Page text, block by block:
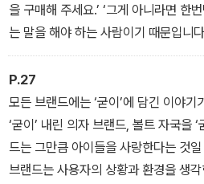
을 구매해 주세요.’ ‘그게 아니라면 한
는 말을 해야 하는 사람이기 때문입니
이 사랑한다는 말을 해서는 절대 소비
래서 카피라이터는 브랜드가 가장 자신
그 브랜드가 할 법한 단어를 고르고 골
닌 단어로 이야기하는 역할을 맡습니다
P.27
모든 브랜드에는 ‘굳이’에 담긴 이야
‘굳이’ 내린 의자 브랜드, 볼트 자국을
드는 그만큼 아이들을 사랑한다는 것
브랜드는 사용자의 상황과 환경을 생